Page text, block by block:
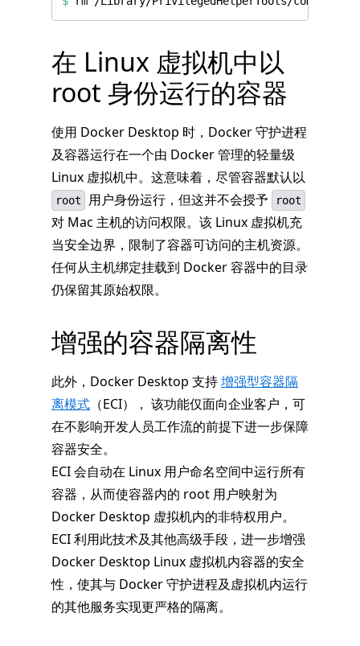
在 Linux 虚拟机中以
root 身份运行的容器
使用 Docker Desktop 时，Docker 守护进程
及容器运行在一个由 Docker 管理的轻量级
Linux 虚拟机中。这意味着，尽管容器默认以
root 用户身份运行，但这并不会授予 root
对 Mac 主机的访问权限。该 Linux 虚拟机充
当安全边界，限制了容器可访问的主机资源。
任何从主机绑定挂载到 Docker 容器中的目录
仍保留其原始权限。
增强的容器隔离性
此外，Docker Desktop 支持增强型容器隔
离模式 （ECI）， 该功能仅面向企业客户，可
在不影响开发人员工作流的前提下进一步保障
容器安全。
ECI 会自动在 Linux 用户命名空间中运行所有
容器，从而使容器内的 root 用户映射为
Docker Desktop 虚拟机内的非特权用户。
ECI 利用此技术及其他高级手段，进一步增强
Docker Desktop Linux 虚拟机内容器的安全
性，使其与 Docker 守护进程及虚拟机内运行
的其他服务实现更严格的隔离。